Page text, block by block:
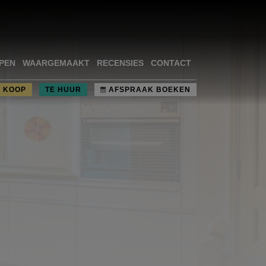
WAARGEMAAKT RECENSIES CONTACT
KOOP TE HUUR AFSPRAAK BOEKEN